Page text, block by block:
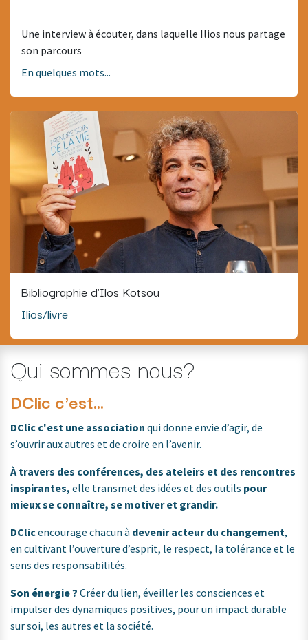
Une interview à écouter, dans laquelle Ilios nous partage
son parcours
En quelques mots...
Bibliographie d'Ilos Kotsou
Ilios/livre
Qui sommes nous?
DClic c'est...
DClic c'est une association qui donne envie d’agir, de
s’ouvrir aux autres et de croire en l’avenir.
À travers des conférences, des ateleirs et des rencontres
inspirantes, elle transmet des idées et des outils pour
mieux se connaître, se motiver et grandir.
DClicencourage chacun à devenir acteur du changement,
en cultivant l’ouverture d’esprit, le respect, la tolérance et le
sens des responsabilités.
Son énergie ? Créer du lien, éveiller les consciences et
impulser des dynamiques positives, pour un impact durable
sur soi, les autres et la société.